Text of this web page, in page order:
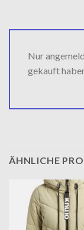
Nur
gekauft
ÄHNLICHE